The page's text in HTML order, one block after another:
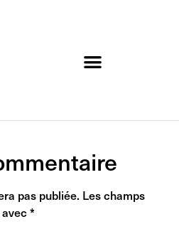
pas publiée. Les champs
*